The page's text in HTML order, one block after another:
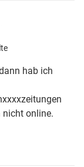
hab ich
nicht online.